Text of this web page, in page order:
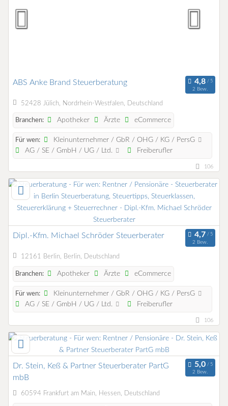
ABS Anke Brand Steuerberatung
2 Bew.
52428 Jülich, Nordrhein-Westfalen, Deutschland
Branchen: Apotheker Ärzte eCommerce
Für wen:
Kleinunternehmer / GbR / OHG / KG / PersG
AG / SE / GmbH / UG / Ltd.
Freiberufler
106
Dipl.-Kfm. Michael Schröder Steuerberater
2 Bew.
12161 Berlin, Berlin, Deutschland
Branchen: Apotheker Ärzte eCommerce
Für wen:
Kleinunternehmer / GbR / OHG / KG / PersG
AG / SE / GmbH / UG / Ltd.
Freiberufler
106
Dr. Stein, Keß & Partner Steuerberater PartG
mbB
2 Bew.
60594 Frankfurt am Main, Hessen, Deutschland